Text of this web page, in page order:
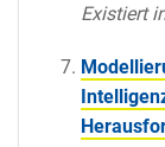
Existiert